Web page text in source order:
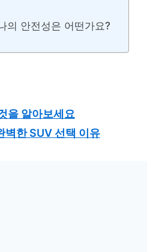
의 안전성은 어떤가요?
을 알아보세요
벽한 SUV 선택 이유